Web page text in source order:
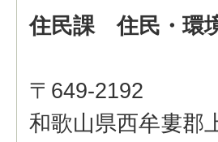
住民課 住民・環
〒649-2192
和歌山県西牟婁郡